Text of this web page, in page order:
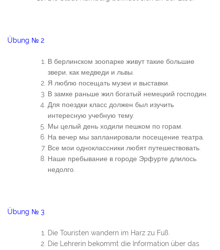
Übung № 2
В берлинском зоопарке живут такие большие
звери, как медведи и львы.
Я люблю посещать музеи и выставки.
В замке раньше жил богатый немецкий господин.
Для поездки класс должен был изучить
интересную учебную тему.
Мы целый день ходили пешком по горам.
На вечер мы запланировали посещение театра.
Все мои одноклассники любят путешествовать.
Наше пребывание в городе Эрфурте длилось
недолго.
Übung № 3
Die Touristen wandern im Harz zu Fuß.
Die Lehrerin bekommt die Information über das